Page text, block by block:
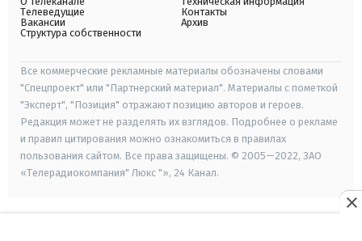
Телеведущие
Вакансии
Структура собственности
Контакты
Архив
Все коммерческие рекламные материалы обозначены словами
"Спецпроект" или "Партнерский материал". Материалы с пометкой
"Эксперт", "Позиция" отражают позицию авторов и героев.
Редакция может не разделять их взглядов. Подробнее о рекламе
и правил цитирования можно ознакомиться в правилах
пользования сайтом. Все права защищены. © 2005—2022, ЗАО
«Телерадиокомпания" Люкс "», 24 Канал.